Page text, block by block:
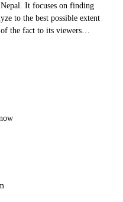
It focuses on finding
to the best possible extent
the fact to its viewers…